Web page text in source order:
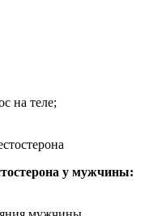
на теле;
у мужчины: